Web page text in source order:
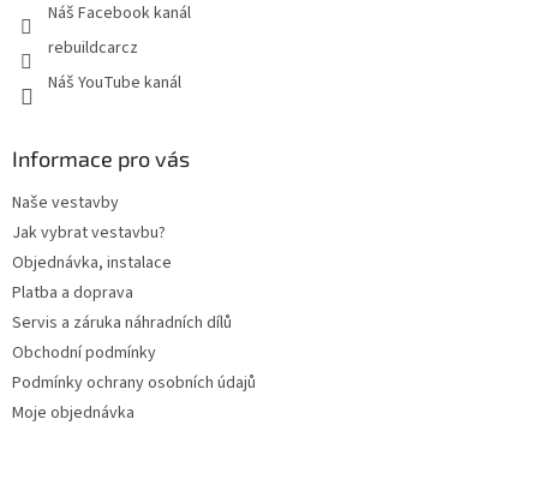
Náš Facebook kanál
rebuildcarcz
Náš YouTube kanál
Informace pro vás
Naše vestavby
Jak vybrat vestavbu?
Objednávka, instalace
Platba a doprava
Servis a záruka náhradních dílů
Obchodní podmínky
Podmínky ochrany osobních údajů
Moje objednávka